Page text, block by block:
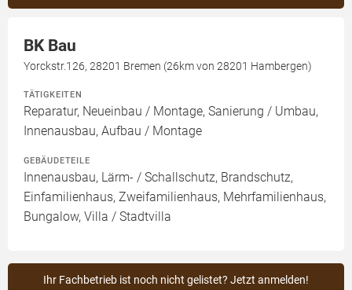
BK Bau
Yorckstr.126, 28201 Bremen (26km von 28201 Hambergen)
TÄTIGKEITEN
Reparatur, Neueinbau / Montage, Sanierung / Umbau,
Innenausbau, Aufbau / Montage
GEBÄUDETEILE
Innenausbau, Lärm- / Schallschutz, Brandschutz,
Einfamilienhaus, Zweifamilienhaus, Mehrfamilienhaus,
Bungalow, Villa / Stadtvilla
Ihr Fachbetrieb ist noch nicht gelistet? Jetzt anmelden!